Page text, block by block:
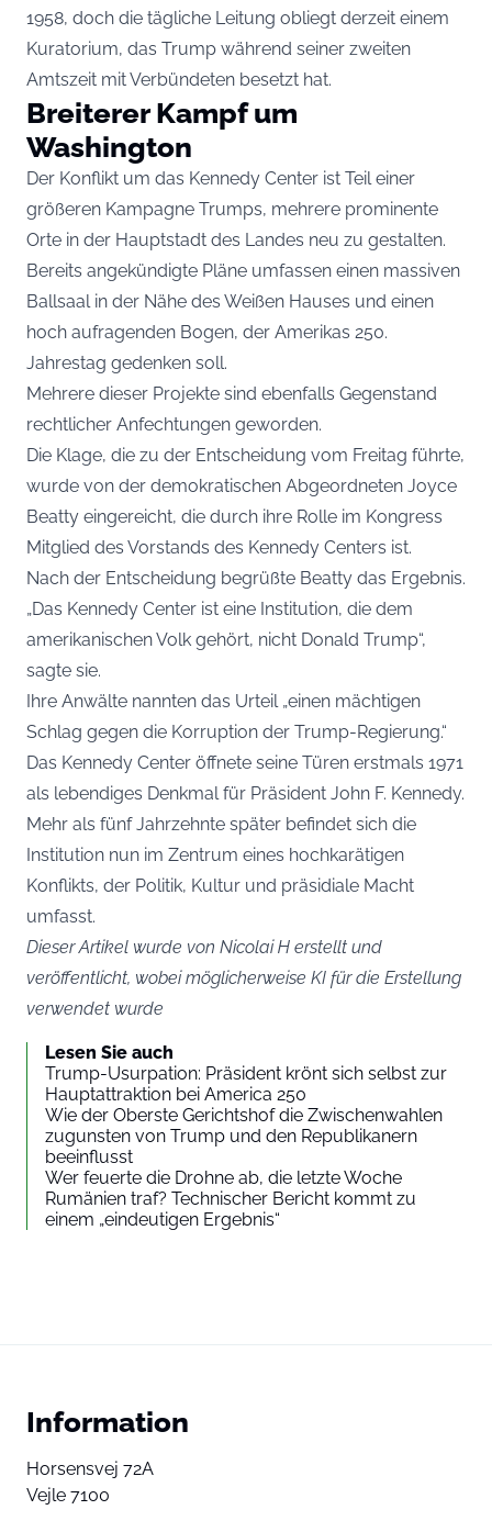
1958, doch die tägliche Leitung obliegt derzeit einem
Kuratorium, das Trump während seiner zweiten
Amtszeit mit Verbündeten besetzt hat.
Breiterer Kampf um
Washington
Der Konflikt um das Kennedy Center ist Teil einer
größeren Kampagne Trumps, mehrere prominente
Orte in der Hauptstadt des Landes neu zu gestalten.
Bereits angekündigte Pläne umfassen einen massiven
Ballsaal in der Nähe des Weißen Hauses und einen
hoch aufragenden Bogen, der Amerikas 250.
Jahrestag gedenken soll.
Mehrere dieser Projekte sind ebenfalls Gegenstand
rechtlicher Anfechtungen geworden.
Die Klage, die zu der Entscheidung vom Freitag führte,
wurde von der demokratischen Abgeordneten Joyce
Beatty eingereicht, die durch ihre Rolle im Kongress
Mitglied des Vorstands des Kennedy Centers ist.
Nach der Entscheidung begrüßte Beatty das Ergebnis.
„Das Kennedy Center ist eine Institution, die dem
amerikanischen Volk gehört, nicht Donald Trump“,
sagte sie.
Ihre Anwälte nannten das Urteil „einen mächtigen
Schlag gegen die Korruption der Trump-Regierung.“
Das Kennedy Center öffnete seine Türen erstmals 1971
als lebendiges Denkmal für Präsident John F. Kennedy.
Mehr als fünf Jahrzehnte später befindet sich die
Institution nun im Zentrum eines hochkarätigen
Konflikts, der Politik, Kultur und präsidiale Macht
umfasst.
Dieser Artikel wurde von Nicolai H erstellt und
veröffentlicht, wobei möglicherweise KI für die Erstellung
verwendet wurde
Lesen Sie auch
Trump-Usurpation: Präsident krönt sich selbst zur
Hauptattraktion bei America 250
Wie der Oberste Gerichtshof die Zwischenwahlen
zugunsten von Trump und den Republikanern
beeinflusst
Wer feuerte die Drohne ab, die letzte Woche
Rumänien traf? Technischer Bericht kommt zu
einem „eindeutigen Ergebnis“
Information
Horsensvej 72A
Vejle 7100